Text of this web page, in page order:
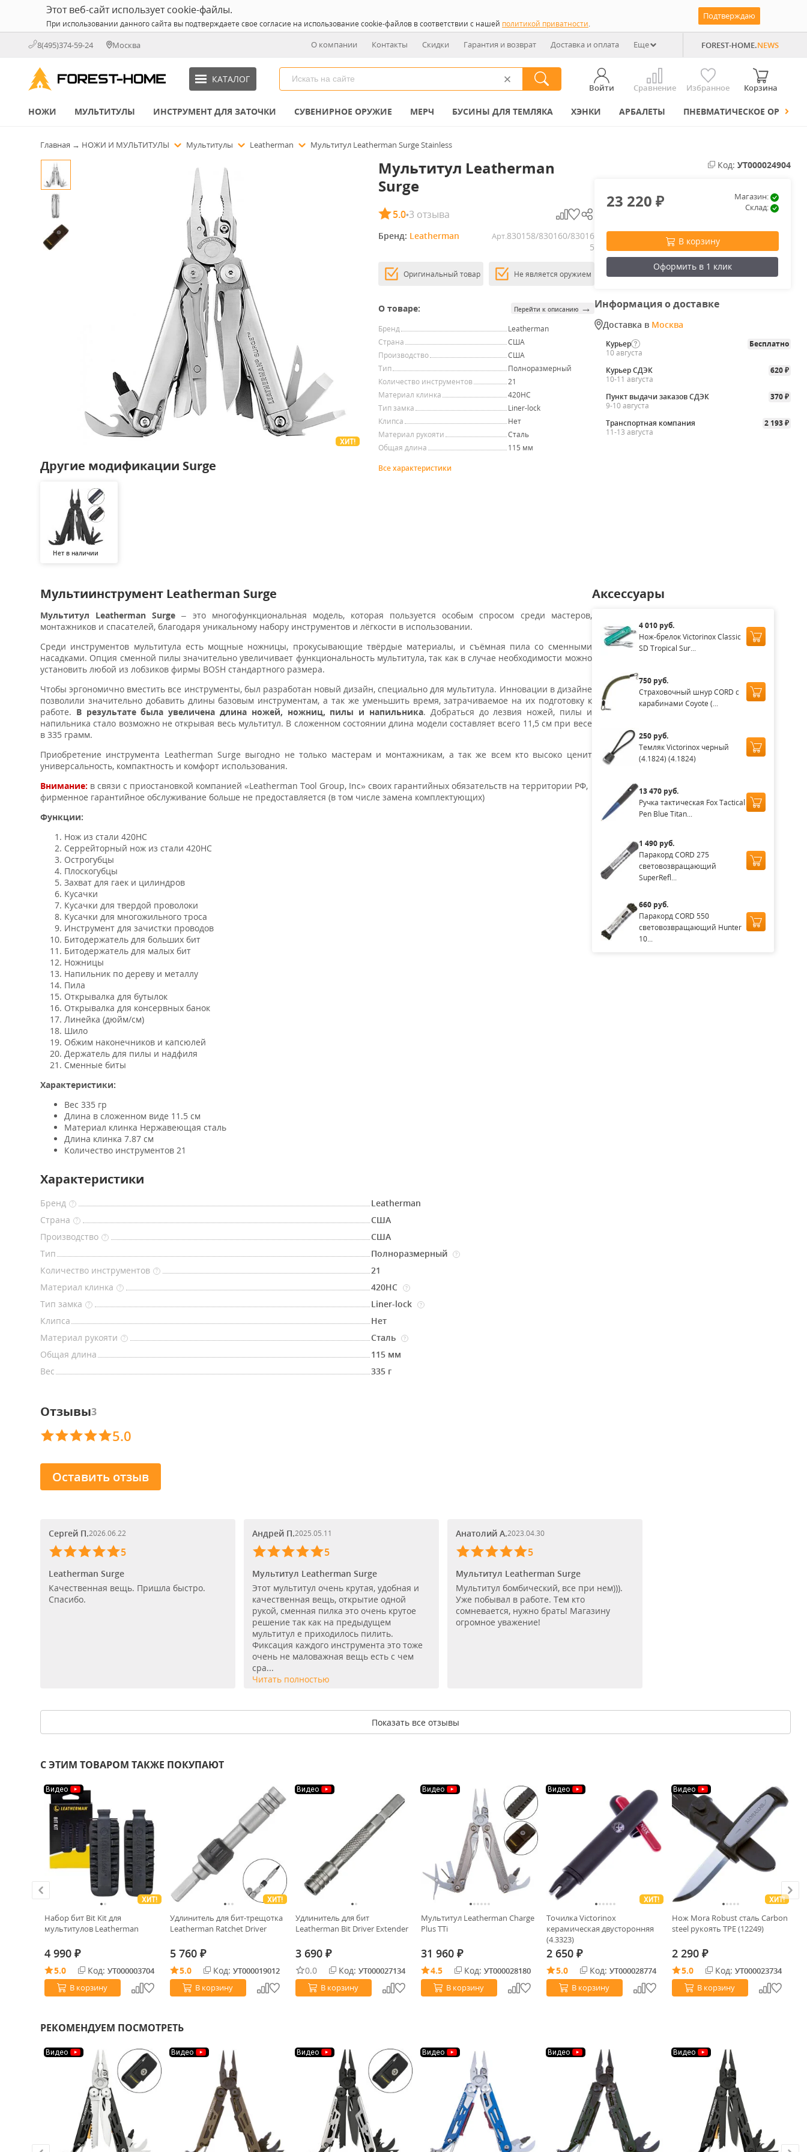
Этот веб-сайт использует cookie-файлы.
При использовании данного сайта вы подтверждаете свое согласие на использование cookie-файлов в соответствии с нашей политикой приватности.
Подтверждаю
8(495)374-59-24 Москва О компании Контакты Скидки Гарантия и возврат Доставка и оплата Еще FOREST-HOME.NEWS
КАТАЛОГ
Войти Сравнение Избранное Корзина
НОЖИ МУЛЬТИТУЛЫ ИНСТРУМЕНТ ДЛЯ ЗАТОЧКИ СУВЕНИРНОЕ ОРУЖИЕ МЕРЧ БУСИНЫ ДЛЯ ТЕМЛЯКА ХЭНКИ АРБАЛЕТЫ ПНЕВМАТИЧЕСКОЕ ОРУЖИЕ
Главная → НОЖИ И МУЛЬТИТУЛЫ Мультитулы Leatherman Мультитул Leatherman Surge Stainless
ХИТ!
Другие модификации Surge
Нет в наличии
Мультитул Leatherman
Surge
5.0•3 отзыва
Бренд: Leatherman Арт.830158/830160/83016
5
Оригинальный товар Не является оружием
О товаре: Перейти к описанию →
Бренд
Leatherman
Страна
США
Производство
США
Тип
Полноразмерный
Количество инструментов
21
Материал клинка
420HC
Тип замка
Liner-lock
Клипса
Нет
Материал рукояти
Сталь
Общая длина
115 мм
Все характеристики
Код: УТ000024904
23 220₽
Магазин:
Склад:
В корзину
Оформить в 1 клик
Информация о доставке
Доставка в Москва
Курьер
Бесплатно
10 августа
Курьер СДЭК
620 ₽
10-11 августа
Пункт выдачи заказов СДЭК
370 ₽
9-10 августа
Транспортная компания
2 193 ₽
11-13 августа
Мультиинструмент Leatherman Surge
Мультитул Leatherman Surge – это многофункциональная модель, которая пользуется особым спросом среди мастеров,
монтажников и спасателей, благодаря уникальному набору инструментов и лёгкости в использовании.
Среди инструментов мультитула есть мощные ножницы, прокусывающие твёрдые материалы, и съёмная пила со сменными
насадками. Опция сменной пилы значительно увеличивает функциональность мультитула, так как в случае необходимости можно
установить любой из лобзиков фирмы BOSH стандартного размера.
Чтобы эргономично вместить все инструменты, был разработан новый дизайн, специально для мультитула. Инновации в дизайне
позволили значительно добавить длины базовым инструментам, а так же уменьшить время, затрачиваемое на их подготовку к
работе. В результате была увеличена длина ножей, ножниц, пилы и напильника. Добраться до лезвия ножей, пилы и
напильника стало возможно не открывая весь мультитул. В сложенном состоянии длина модели составляет всего 11,5 см при весе
в 335 грамм.
Приобретение инструмента Leatherman Surge выгодно не только мастерам и монтажникам, а так же всем кто высоко ценит
универсальность, компактность и комфорт использования.
Внимание: в связи с приостановкой компанией «Leatherman Tool Group, Inc» своих гарантийных обязательств на территории РФ,
фирменное гарантийное обслуживание больше не предоставляется (в том числе замена комплектующих)
Функции:
Нож из стали 420HC
Серрейторный нож из стали 420HC
Острогубцы
Плоскогубцы
Захват для гаек и цилиндров
Кусачки
Кусачки для твердой проволоки
Кусачки для многожильного троса
Инструмент для зачистки проводов
Битодержатель для больших бит
Битодержатель для малых бит
Ножницы
Напильник по дереву и металлу
Пила
Открывалка для бутылок
Открывалка для консервных банок
Линейка (дюйм/см)
Шило
Обжим наконечников и капсюлей
Держатель для пилы и надфиля
Сменные биты
Характеристики:
Вес 335 гр
Длина в сложенном виде 11.5 см
Материал клинка Нержавеющая сталь
Длина клинка 7.87 см
Количество инструментов 21
Характеристики
Бренд ?
Leatherman
Страна
?
США
Производство
?
США
Тип
Полноразмерный ?
Количество инструментов ?
21
Материал клинка
? 420HC ?
Тип замка ? Liner-lock ?
Клипса
Нет
Материал рукояти
? Сталь ?
Общая длина
115 мм
Вес
335 г
Аксессуары
4 010 руб.
Нож-брелок Victorinox Classic
SD Tropical Sur...
750 руб.
Страховочный шнур CORD с
карабинами Coyote (...
250 руб.
Темляк Victorinox черный
(4.1824) (4.1824)
13 470 руб.
Ручка тактическая Fox Tactical
Pen Blue Titan...
1 490 руб.
Паракорд CORD 275
световозвращающий
SuperRefl...
660 руб.
Паракорд CORD 550
световозвращающий Hunter
10...
Отзывы3
5.0
Оставить отзыв
Сергей П.2026.06.22
5
Leatherman Surge
Качественная вещь. Пришла быстро.
Спасибо.
Андрей П.2025.05.11
5
Мультитул Leatherman Surge
Этот мультитул очень крутая, удобная и
качественная вещь, открытие одной
рукой, сменная пилка это очень крутое
решение так как на предыдущем
мультитул е приходилось пилить.
Фиксация каждого инструмента это тоже
очень не маловажная вещь есть с чем
сра...
Читать полностью
Анатолий А.2023.04.30
5
Мультитул Leatherman Surge
Мультитул бомбический, все при нем))).
Уже побывал в работе. Тем кто
сомневается, нужно брать! Магазину
огромное уважение!
Показать все отзывы
С ЭТИМ ТОВАРОМ ТАКЖЕ ПОКУПАЮТ
Видео
ХИТ!
Набор бит Bit Kit для
мультитулов Leatherman
4 990 ₽
5.0 Код: УТ000003704
В корзину
ХИТ!
Удлинитель для бит-трещотка
Leatherman Ratchet Driver
5 760 ₽
5.0 Код: УТ000019012
В корзину
Видео
Удлинитель для бит
Leatherman Bit Driver Extender
3 690 ₽
0.0 Код: УТ000027134
В корзину
Видео
Мультитул Leatherman Charge
Plus TTi
31 960 ₽
4.5 Код: УТ000028180
В корзину
Видео
ХИТ!
Точилка Victorinox
керамическая двусторонняя
(4.3323)
2 650 ₽
5.0 Код: УТ000028774
В корзину
Видео
ХИТ!
Нож Mora Robust сталь Carbon
steel рукоять TPE (12249)
2 290 ₽
5.0 Код: УТ000023734
В корзину
РЕКОМЕНДУЕМ ПОСМОТРЕТЬ
Видео Видео Видео Видео Видео Видео